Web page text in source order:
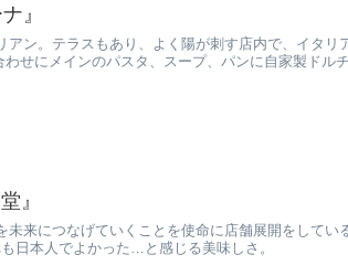
』
ン。テラスもあり、よく陽が刺す店内で、イタ
せにメインのパスタ、スープ、パンに自家製ドル
』
来につなげていくことを使命に店舗展開をして
日本人でよかった…と感じる美味しさ。